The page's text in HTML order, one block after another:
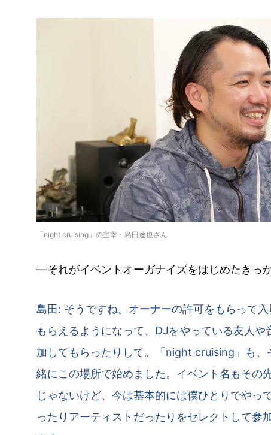
「night cruising」の主宰・島田達也さん
―それがイベントオーガナイズをはじめたきっか
島田: そうですね。オーナーの許可をもらって
もらえるようになって、DJをやっている友人
加してもらったりして。「night cruising」も、
緒にこの場所で始めました。イベント名もその
じゃないけど、今は基本的には僕ひとりでやっ
ったりアーティストだったりをセレクトして参